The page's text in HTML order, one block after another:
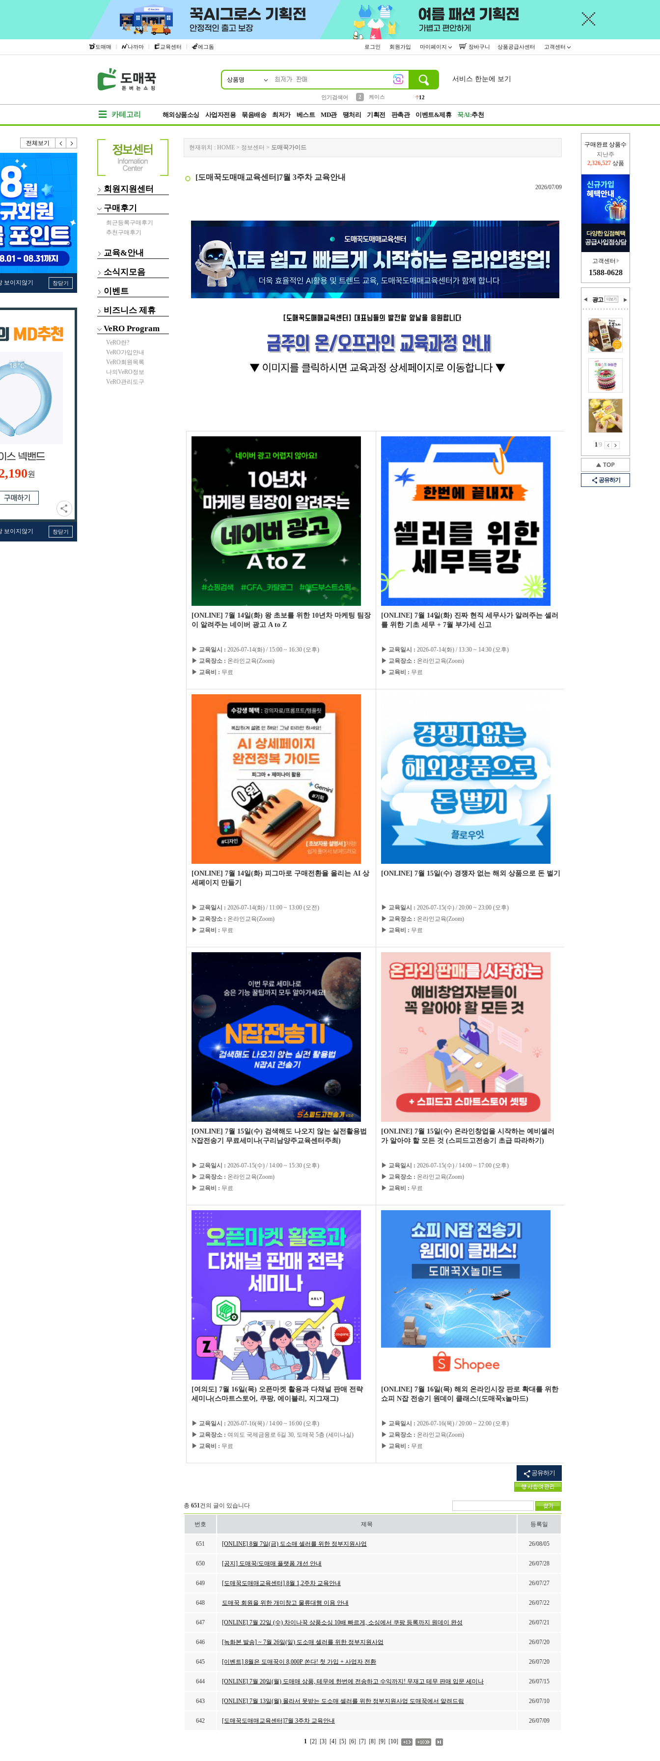
도매매 | 나까마 | 교육센터 | 에그돔 로그인 회원가입 마이페이지 장바구니 상품공급사센터 고객센터
상품명
인기검색어
2
케이스
12
서비스 한눈에 보기
카테고리 해외상품소싱 사업자전용 묶음배송 최저가 베스트 MD관 땡처리 기획전 판촉관 이벤트&제휴 꾹AI:추천
전체보기
보이지않기 창닫기
원
보이지않기 창닫기
구매완료 상품수
지난주
2,326,527
이번주
2,309,822상품
다양한 입점혜택
공급사입점상담
고객센터
1588-0628
광고
1/9
공유하기
회원지원센터
구매후기
최근등록구매후기
추천구매후기
교육&안내
소식지모음
이벤트
비즈니스 제휴
VeRO Program
VeRO란?
VeRO가입안내
VeRO회원목록
나의VeRO정보
VeRO관리도구
현재위치 : HOME > 정보센터 > 도매꾹가이드
[도매꾹도매매교육센터]7월 3주차 교육안내
2026/07/09
[ONLINE] 7월 14일(화) 왕 초보를 위한 10년차 마케팅 팀장
이 알려주는 네이버 광고 A to Z
▶ 교육일시 : 2026-07-14(화) / 15:00 ~ 16:30 (오후)
▶ 교육장소 : 온라인교육(Zoom)
▶ 교육비 : 무료
[ONLINE] 7월 14일(화) 진짜 현직 세무사가 알려주는 셀러
를 위한 기초 세무 + 7월 부가세 신고
▶ 교육일시 : 2026-07-14(화) / 13:30 ~ 14:30 (오후)
▶ 교육장소 : 온라인교육(Zoom)
▶ 교육비 : 무료
[ONLINE] 7월 14일(화) 피그마로 구매전환율 올리는 AI 상
세페이지 만들기
▶ 교육일시 : 2026-07-14(화) / 11:00 ~ 13:00 (오전)
▶ 교육장소 : 온라인교육(Zoom)
▶ 교육비 : 무료
[ONLINE] 7월 15일(수) 경쟁자 없는 해외 상품으로 돈 벌기
▶ 교육일시 : 2026-07-15(수) / 20:00 ~ 23:00 (오후)
▶ 교육장소 : 온라인교육(Zoom)
▶ 교육비 : 무료
[ONLINE] 7월 15일(수) 검색해도 나오지 않는 실전활용법
N잡전송기 무료세미나(구리남양주교육센터주최)
▶ 교육일시 : 2026-07-15(수) / 14:00 ~ 15:30 (오후)
▶ 교육장소 : 온라인교육(Zoom)
▶ 교육비 : 무료
[ONLINE] 7월 15일(수) 온라인창업을 시작하는 예비셀러
가 알아야 할 모든 것 (스피드고전송기 초급 따라하기)
▶ 교육일시 : 2026-07-15(수) / 14:00 ~ 17:00 (오후)
▶ 교육장소 : 온라인교육(Zoom)
▶ 교육비 : 무료
[여의도] 7월 16일(목) 오픈마켓 활용과 다채널 판매 전략
세미나(스마트스토어, 쿠팡, 에이블리, 지그재그)
▶ 교육일시 : 2026-07-16(목) / 14:00 ~ 16:00 (오후)
▶ 교육장소 : 여의도 국제금융로 6길 30, 도매꾹 5층 (세미나실)
▶ 교육비 : 무료
[ONLINE] 7월 16일(목) 해외 온라인시장 판로 확대를 위한
쇼피 N잡 전송기 원데이 클래스!(도매꾹x놀마드)
▶ 교육일시 : 2026-07-16(목) / 20:00 ~ 22:00 (오후)
▶ 교육장소 : 온라인교육(Zoom)
▶ 교육비 : 무료
공유하기
총 651건의 글이 있습니다
번호 제목 등록일
651 [ONLINE] 8월 7일(금) 도소매 셀러를 위한 정부지원사업 26/08/05
650 [공지] 도매꾹/도매매 플랫폼 개선 안내 26/07/28
649 [도매꾹도매매교육센터] 8월 1,2주차 교육안내 26/07/27
648 도매꾹 회원을 위한 개미창고 물류대행 이용 안내 26/07/22
647 [ONLINE] 7월 22일 (수) 차이나꾹 상품소싱 10배 빠르게, 소싱에서 쿠팡 등록까지 원데이 완성 26/07/21
646 [녹화본 발송] ~ 7월 26일(일) 도소매 셀러를 위한 정부지원사업 26/07/20
645 [이벤트] 8월은 도매꾹이 8,000P 쏜다! 첫 가입 + 사업자 전환 26/07/20
644 [ONLINE] 7월 20일(월) 도매매 상품, 테무에 한번에 전송하고 수익까지! 무재고 테무 판매 입문 세미나 26/07/15
643 [ONLINE] 7월 13일(월) 몰라서 못받는 도소매 셀러를 위한 정부지원사업 도매꾹에서 알려드림 26/07/10
642 [도매꾹도매매교육센터]7월 3주차 교육안내 26/07/09
1 [2] [3] [4] [5] [6] [7] [8] [9] [10]